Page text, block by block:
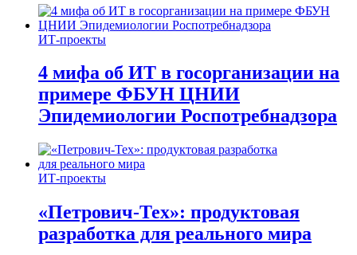
ИТ-проекты
4 мифа об ИТ в госорганизации на
примере ФБУН ЦНИИ
Эпидемиологии Роспотребнадзора
ИТ-проекты
«Петрович-Тех»: продуктовая
разработка для реального мира